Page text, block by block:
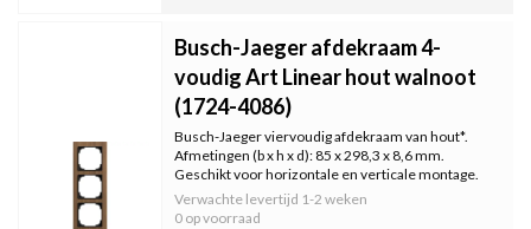
Busch-Jaeger afdekraam 4-
voudig Art Linear hout walnoot
(1724-4086)
Busch-Jaeger viervoudig afdekraam van hout*.
Afmetingen (b x h x d): 85 x 298,3 x 8,6 mm.
Geschikt voor horizontale en verticale montage.
Serie: Art Linear, kleur: walnoot (hout).
Verwachte levertijd 1-2 weken
0 op voorraad